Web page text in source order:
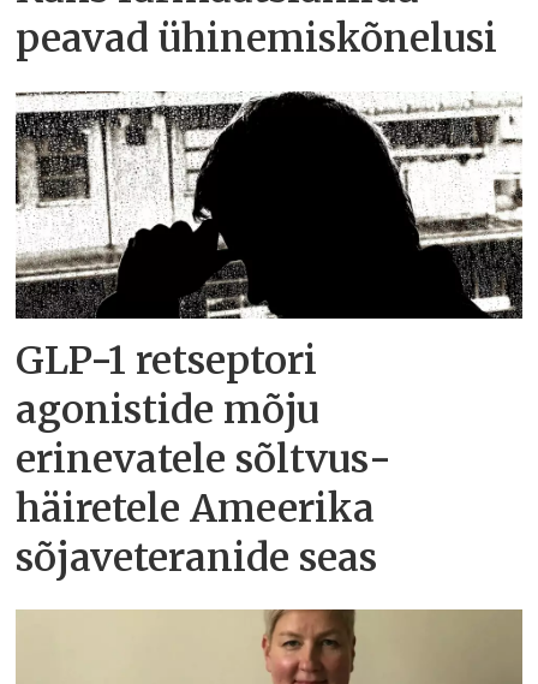
peavad ühinemiskõnelusi
GLP-1 retseptori
agonistide mõju
erinevatele sõltvus­
häiretele Ameerika
sõjaveteranide seas